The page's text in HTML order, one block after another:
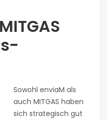
Sowohl enviaM als
auch MITGAS haben
sich strategisch gut